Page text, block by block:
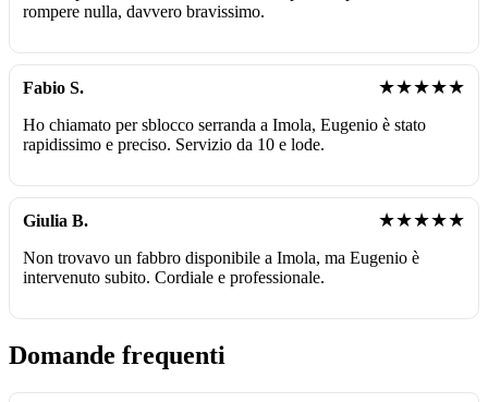
rompere nulla, davvero bravissimo.
Fabio S. ★★★★★
Ho chiamato per sblocco serranda a Imola, Eugenio è stato
rapidissimo e preciso. Servizio da 10 e lode.
Giulia B. ★★★★★
Non trovavo un fabbro disponibile a Imola, ma Eugenio è
intervenuto subito. Cordiale e professionale.
Domande frequenti